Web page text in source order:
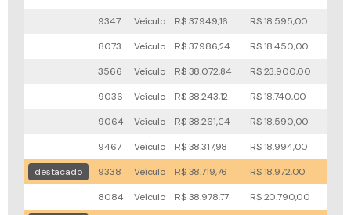
9347
Veículo R$ 37.949,16 R$ 18.595,00
8073
Veículo R$ 37.986,24 R$ 18.450,00
3566
Veículo R$ 38.072,84 R$ 23.900,00
9036
Veículo R$ 38.243,12 R$ 18.740,00
9064
Veículo R$ 38.261,04 R$ 18.590,00
9467
Veículo R$ 38.317,98 R$ 18.994,00
destacado
9338 Veículo R$ 38.719,76 R$ 18.972,00
8084
Veículo R$ 38.978,77 R$ 20.790,00